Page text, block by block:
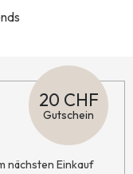
20 CHF
Gutschein
nächsten Einkauf